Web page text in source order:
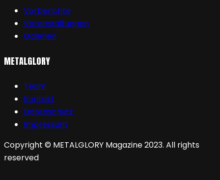
Vorberichte
Veranstaltungen
Galerien
METALGLORY
Team
Kontakt
Datenschutz
Impressum
Copyright © METALGLORY Magazine 2023. All rights
reserved